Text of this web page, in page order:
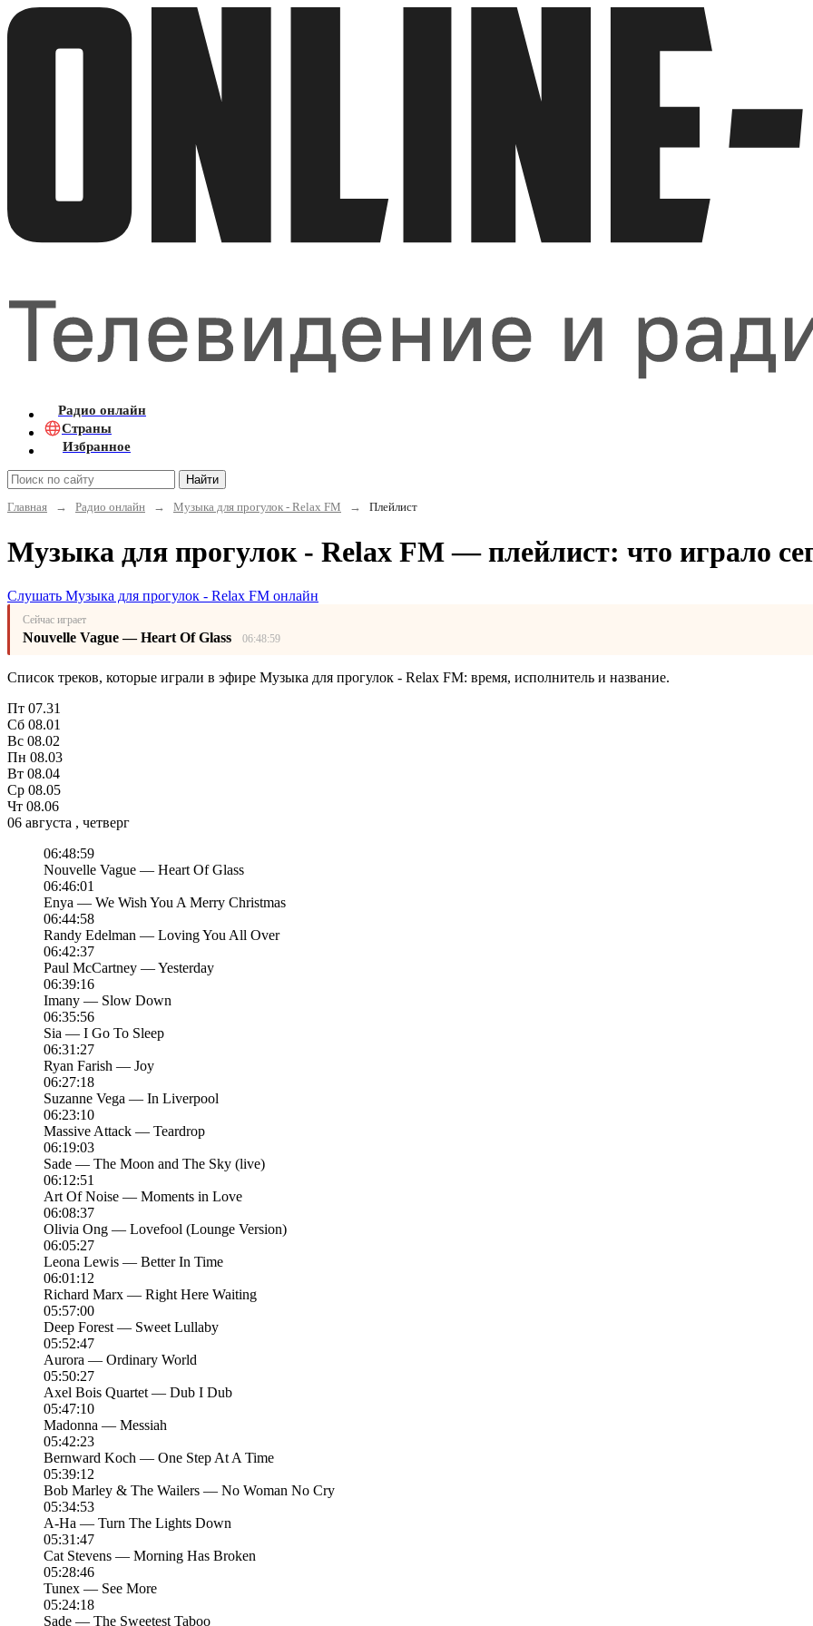
Радио онлайн
Страны
Избранное
Найти
Главная
→ Радио онлайн → Музыка для прогулок - Relax FM → Плейлист
Музыка для прогулок - Relax FM — плейлист: что играло
Слушать Музыка для прогулок - Relax FM онлайн
Сейчас играет
Nouvelle Vague — Heart Of Glass 06:48:59
Список треков, которые играли в эфире Музыка для прогулок - Relax FM: время, исполнитель и название.
Пт 07.31
Сб 08.01
Вс 08.02
Пн 08.03
Вт 08.04
Ср 08.05
Чт 08.06
06 августа , четверг
06:48:59
Nouvelle Vague — Heart Of Glass
06:46:01
Enya — We Wish You A Merry Christmas
06:44:58
Randy Edelman — Loving You All Over
06:42:37
Paul McCartney — Yesterday
06:39:16
Imany — Slow Down
06:35:56
Sia — I Go To Sleep
06:31:27
Ryan Farish — Joy
06:27:18
Suzanne Vega — In Liverpool
06:23:10
Massive Attack — Teardrop
06:19:03
Sade — The Moon and The Sky (live)
06:12:51
Art Of Noise — Moments in Love
06:08:37
Olivia Ong — Lovefool (Lounge Version)
06:05:27
Leona Lewis — Better In Time
06:01:12
Richard Marx — Right Here Waiting
05:57:00
Deep Forest — Sweet Lullaby
05:52:47
Aurora — Ordinary World
05:50:27
Axel Bois Quartet — Dub I Dub
05:47:10
Madonna — Messiah
05:42:23
Bernward Koch — One Step At A Time
05:39:12
Bob Marley & The Wailers — No Woman No Cry
05:34:53
A-Ha — Turn The Lights Down
05:31:47
Cat Stevens — Morning Has Broken
05:28:46
Tunex — See More
05:24:18
Sade — The Sweetest Taboo